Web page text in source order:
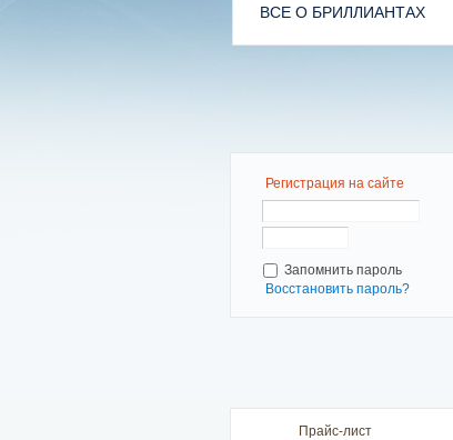
ВСЕ О БРИЛЛИАНТАХ
Регистрация на сайте
Запомнить пароль
Восстановить пароль?
Прайс-лист